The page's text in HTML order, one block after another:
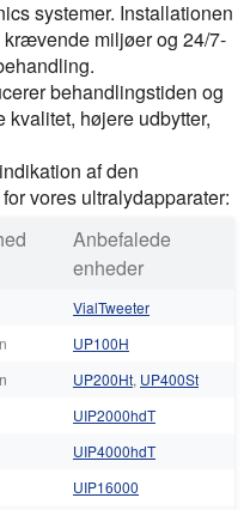
systemer. Installationen
miljøer og 24/7-
behandlingstiden og
kvalitet, højere udbytter,
af den
vores ultralydapparater:
Anbefalede
enheder
VialTweeter
UP100H
UP200Ht, UP400St
UIP2000hdT
UIP4000hdT
UIP16000